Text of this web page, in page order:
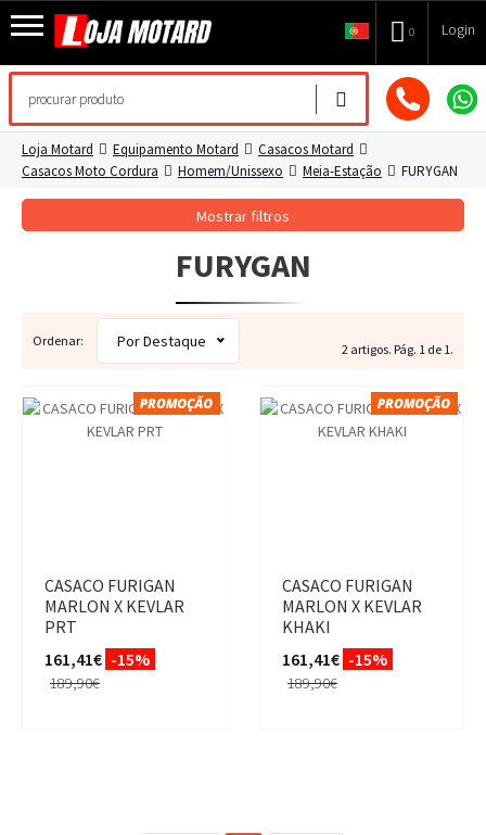
0 Login
Loja Motard Equipamento Motard
Casacos Motard
Casacos Moto Cordura
Homem/Unissexo Meia-Estação FURYGAN
Mostrar filtros
FURYGAN
Ordenar: Por Destaque 2 artigos. Pág. 1 de 1.
CASACO FURIGAN
MARLON X KEVLAR
PRT
161,41€ -15%
189,90€
CASACO FURIGAN
MARLON X KEVLAR
KHAKI
161,41€ -15%
189,90€